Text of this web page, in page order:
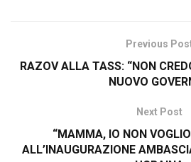
Previous
RAZOV ALLA TASS: “NON
NUOVO
Next Post
“MAMMA, IO NON
ALL’INAUGURAZIONE